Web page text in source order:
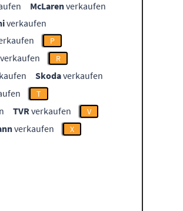
McLarenverkaufen
verkaufen
P
verkaufen R
Skodaverkaufen
T
TVRverkaufen V
verkaufen X